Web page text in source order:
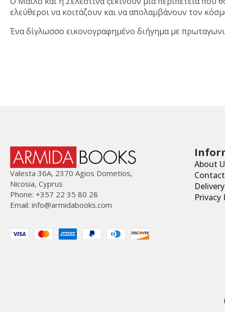
ελεύθεροι να κοιτάζουν και να απολαμβάνουν τον
Ένα δίγλωσσο εικονογραφημένο διήγημα με
Valesta 36Α, 2370 Agios Dometios,
Nicosia, Cyprus
Phone: +357 22 35 80 28
Email: info@armidabooks.com
About
Privacy